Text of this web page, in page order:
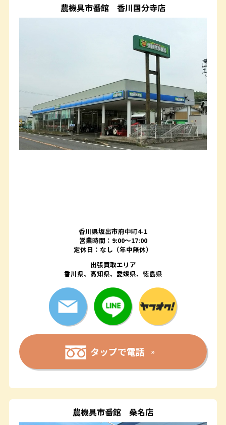
農機具市番館 香川国分寺店
香川県坂出市府中町4-1
営業時間：9:00～17:00
定休日：なし（年中無休）
出張買取エリア
香川県、高知県、愛媛県、徳島県
タップで電話
農機具市番館 桑名店